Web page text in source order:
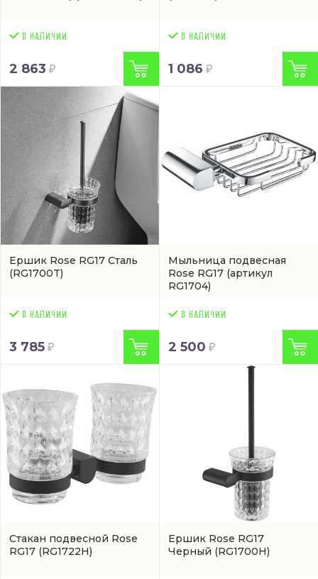
2 863 1 086
Ершик Rose RG17 Сталь
(RG1700T)
3 785
Мыльница подвесная
Rose RG17 (артикул
RG1704)
2 500
Стакан подвесной Rose
RG17 (RG1722H)
Ершик Rose RG17
Черный (RG1700H)